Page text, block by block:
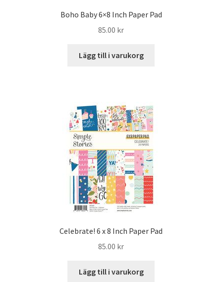
Boho Baby 6×8 Inch Paper Pad
85.00 kr
Lägg till i varukorg
Celebrate! 6 x 8 Inch Paper Pad
85.00 kr
Lägg till i varukorg